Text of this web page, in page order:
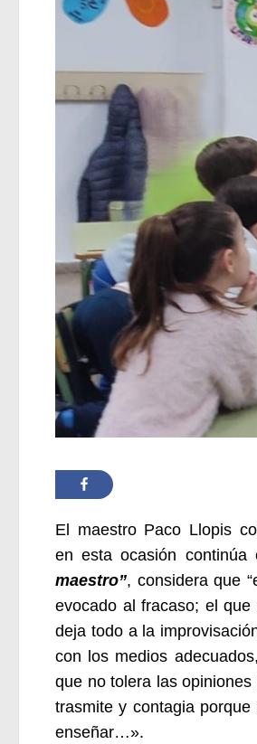
El maestro Paco Llopis
en esta ocasión continúa
maestro”, considera que
evocado al fracaso; el
deja todo a la
con los medios
que no tolera las
trasmite y contagia
enseñar…».